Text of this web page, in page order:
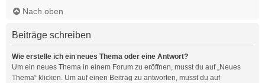
Nach oben
Beiträge schreiben
Wie erstelle ich ein neues Thema oder eine Antwort?
Um ein neues Thema in einem Forum zu eröffnen, musst du auf „Neues
Thema“ klicken. Um auf einen Beitrag zu antworten, musst du auf